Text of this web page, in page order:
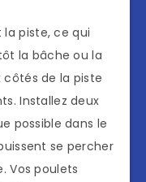
piste, ce qui
la bâche ou la
de la piste
Installez deux
possible dans le
se percher
Vos poulets